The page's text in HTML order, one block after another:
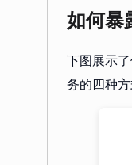
如何暴
下图展示
务的四种方